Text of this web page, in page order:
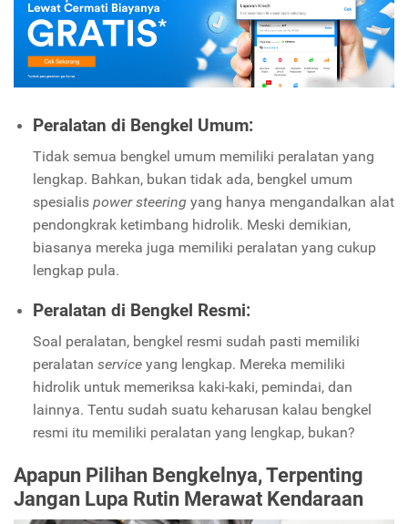
Peralatan di Bengkel Umum:
Tidak semua bengkel umum memiliki peralatan yang
lengkap. Bahkan, bukan tidak ada, bengkel umum
spesialis power steeringyang hanya mengandalkan alat
pendongkrak ketimbang hidrolik. Meski demikian,
biasanya mereka juga memiliki peralatan yang cukup
lengkap pula.
Peralatan di Bengkel Resmi:
Soal peralatan, bengkel resmi sudah pasti memiliki
peralatan serviceyang lengkap. Mereka memiliki
hidrolik untuk memeriksa kaki-kaki, pemindai, dan
lainnya. Tentu sudah suatu keharusan kalau bengkel
resmi itu memiliki peralatan yang lengkap, bukan?
Apapun Pilihan Bengkelnya, Terpenting
Jangan Lupa Rutin Merawat Kendaraan